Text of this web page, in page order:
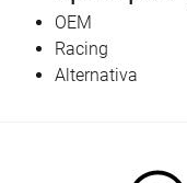
OEM
Racing
Alternativa